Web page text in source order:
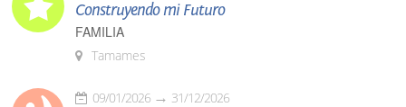
Construyendo mi Futuro
FAMILIA
Tamames
09/01/2026 31/12/2026